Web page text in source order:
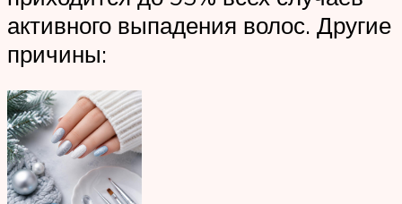
активного выпадения волос. Другие
причины: